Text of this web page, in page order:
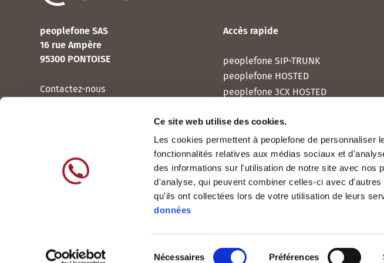
Ce site web utilise des cookies.
Les cookies permettent à peoplefone de personnaliser
fonctionnalités relatives aux médias sociaux et
des informations sur l'utilisation de notre site avec nos
d'analyse, qui peuvent combiner celles-ci avec
qu'ils ont collectées lors de votre utilisation de leurs
données
Nécessaires Préférences
peoplefone SAS
16 rue Ampère
95300 PONTOISE
Contactez-nous
Accès rapide
peoplefone SIP-TRUNK
peoplefone HOSTED
peoplefone 3CX HOSTED
peoplefone RAINBOW HUB
peoplefone INTERNET
peoplefone MOBILE
France International © 2005-2026, peoplefone